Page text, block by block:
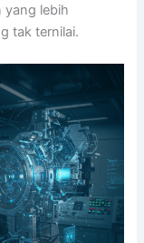
yang lebih
tak ternilai.